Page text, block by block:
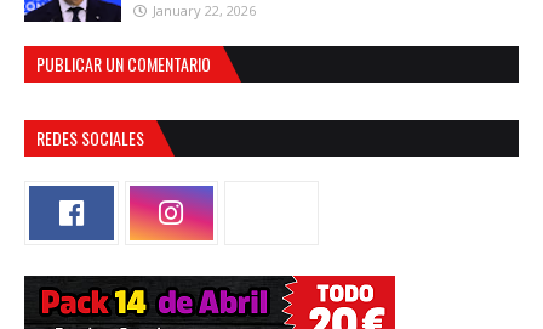
January 22, 2026
PUBLICAR UN COMENTARIO
REDES SOCIALES